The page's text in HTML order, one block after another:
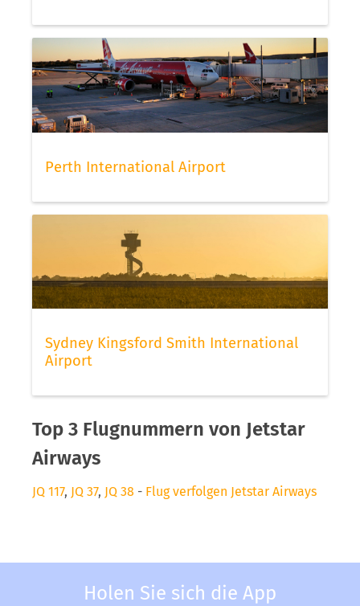
Perth International Airport
Sydney Kingsford Smith International
Airport
Top 3 Flugnummern von Jetstar
Airways
JQ 117, JQ 37, JQ 38 - Flug verfolgen Jetstar Airways
Holen Sie sich die App